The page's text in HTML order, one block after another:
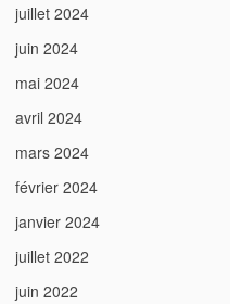
juillet 2024
juin 2024
mai 2024
avril 2024
mars 2024
février 2024
janvier 2024
juillet 2022
juin 2022